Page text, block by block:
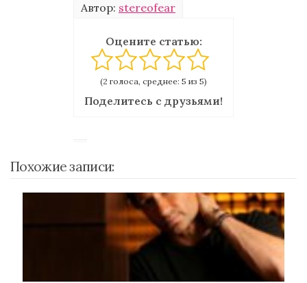
Автор: stereofear
Оцените статью:
(2 голоса, среднее: 5 из 5)
Поделитесь с друзьями!
Похожие записи: